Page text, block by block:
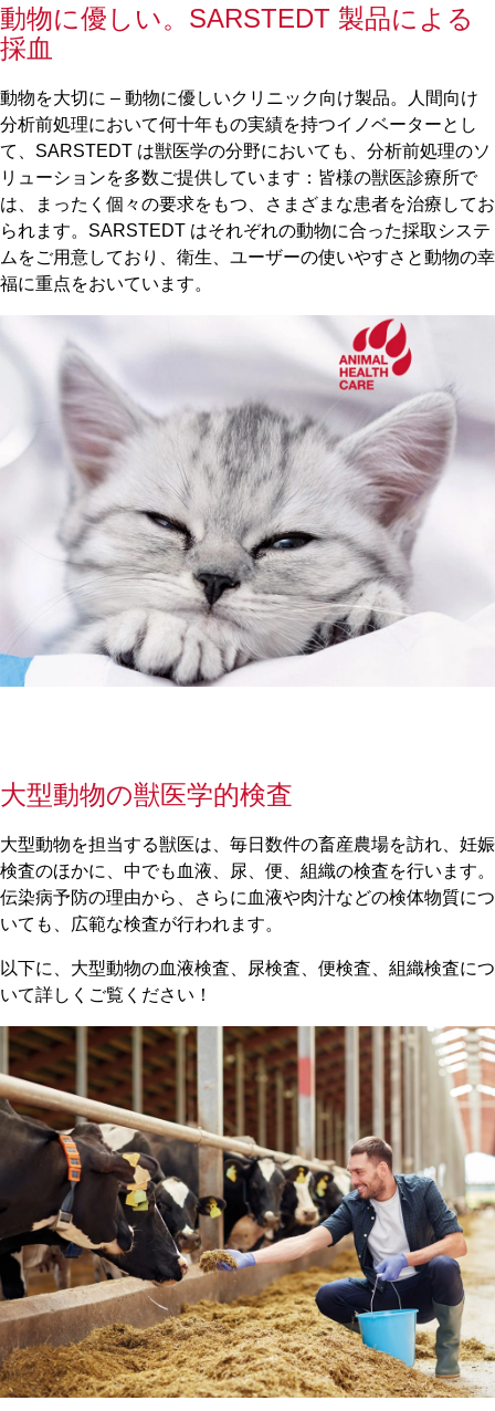
動物に優しい。SARSTEDT 製品による
採血
動物を大切に – 動物に優しいクリニック向け製品。人間向け
分析前処理において何十年もの実績を持つイノベーターとし
て、SARSTEDT は獣医学の分野においても、分析前処理のソ
リューションを多数ご提供しています：皆様の獣医診療所で
は、まったく個々の要求をもつ、さまざまな患者を治療してお
られます。SARSTEDT はそれぞれの動物に合った採取システ
ムをご用意しており、衛生、ユーザーの使いやすさと動物の幸
福に重点をおいています。
大型動物の獣医学的検査
大型動物を担当する獣医は、毎日数件の畜産農場を訪れ、妊娠
検査のほかに、中でも血液、尿、便、組織の検査を行います。
伝染病予防の理由から、さらに血液や肉汁などの検体物質につ
いても、広範な検査が行われます。
以下に、大型動物の血液検査、尿検査、便検査、組織検査につ
いて詳しくご覧ください！